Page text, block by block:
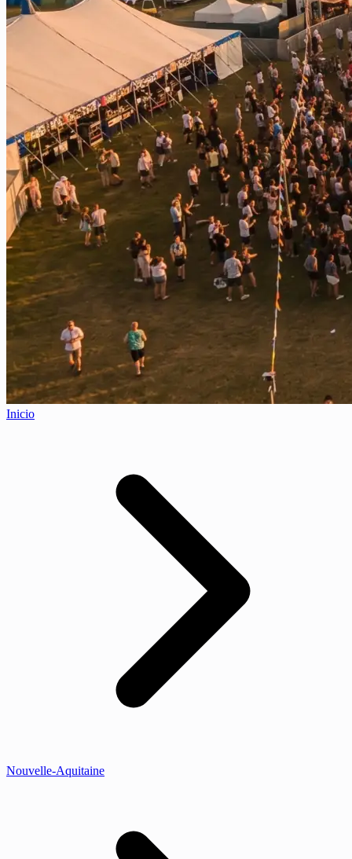
Inicio
Nouvelle-Aquitaine